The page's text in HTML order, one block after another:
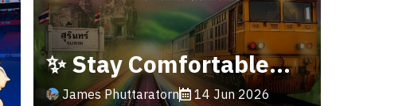
✨ Stay Comfortable, Then Shine at Surin Pride 2026 ✨
James Phuttaratorn 14 Jun 2026